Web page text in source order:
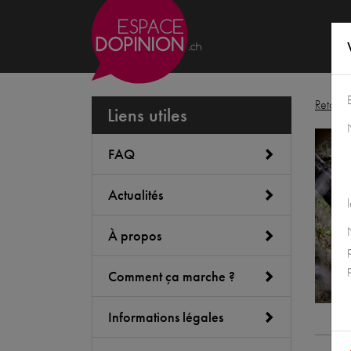
Liens utiles
FAQ
Actualités
À propos
Comment ça marche ?
Informations légales
Retour